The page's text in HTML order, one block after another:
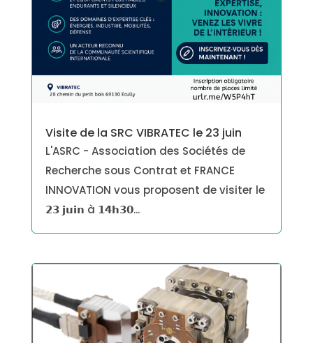
Visite de la SRC VIBRATEC le 23 juin
L'ASRC - Association des Sociétés de
Recherche sous Contrat et FRANCE
INNOVATION vous proposent de visiter le
𝟮𝟯 𝗷𝘂𝗶𝗻 à 𝟭𝟰𝗵𝟯𝟬...